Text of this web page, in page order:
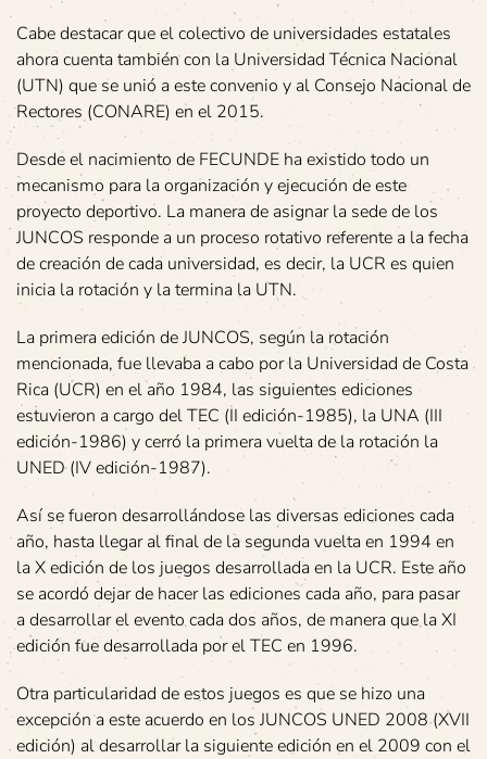
Cabe destacar que el colectivo de universidades estatales
ahora cuenta también con la Universidad Técnica Nacional
(UTN) que se unió a este convenio y al Consejo Nacional de
Rectores (CONARE) en el 2015.
Desde el nacimiento de FECUNDE ha existido todo un
mecanismo para la organización y ejecución de este
proyecto deportivo. La manera de asignar la sede de los
JUNCOS responde a un proceso rotativo referente a la fecha
de creación de cada universidad, es decir, la UCR es quien
inicia la rotación y la termina la UTN.
La primera edición de JUNCOS, según la rotación
mencionada, fue llevaba a cabo por la Universidad de Costa
Rica (UCR) en el año 1984, las siguientes ediciones
estuvieron a cargo del TEC (II edición-1985), la UNA (III
edición-1986) y cerró la primera vuelta de la rotación la
UNED (IV edición-1987).
Así se fueron desarrollándose las diversas ediciones cada
año, hasta llegar al final de la segunda vuelta en 1994 en
la X edición de los juegos desarrollada en la UCR. Este año
se acordó dejar de hacer las ediciones cada año, para pasar
a desarrollar el evento cada dos años, de manera que la XI
edición fue desarrollada por el TEC en 1996.
Otra particularidad de estos juegos es que se hizo una
excepción a este acuerdo en los JUNCOS UNED 2008 (XVII
edición) al desarrollar la siguiente edición en el 2009 con el